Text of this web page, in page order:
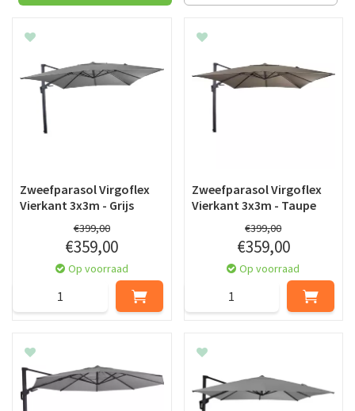
Zweefparasol Virgoflex
Vierkant 3x3m - Grijs
€399,00
€359,00
Op voorraad
Zweefparasol Virgoflex
Vierkant 3x3m - Taupe
€399,00
€359,00
Op voorraad